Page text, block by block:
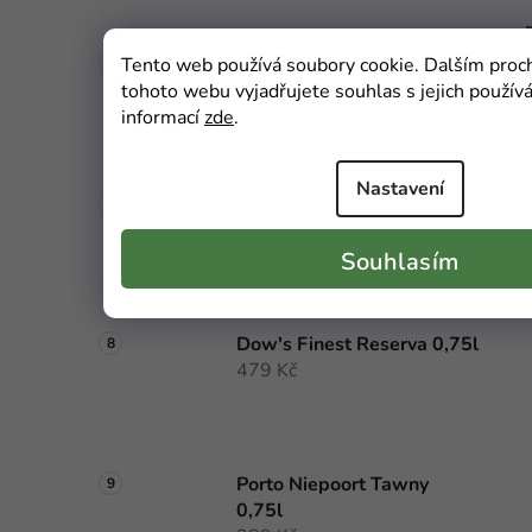
Tento web používá soubory cookie. Dalším
tohoto webu vyjadřujete souhlas s jejich
informacízde.
Nastavení
Souhlasím
Ferreira Tawny 0,75l
359 Kč
Dow's White 0,75l
319 Kč
Dow's Finest Reserva 0,75l
479 Kč
Porto Niepoort Tawny
0,75l